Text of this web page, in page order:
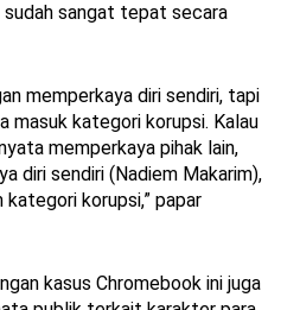
sangat tepat secara
memperkaya diri sendiri, tapi
masuk kategori korupsi. Kalau
memperkaya pihak lain,
diri sendiri (Nadiem Makarim),
korupsi,” papar
kasus Chromebook ini juga